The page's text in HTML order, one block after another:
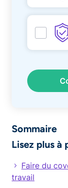
Sommaire
Lisez plus à
​Faire du
travail